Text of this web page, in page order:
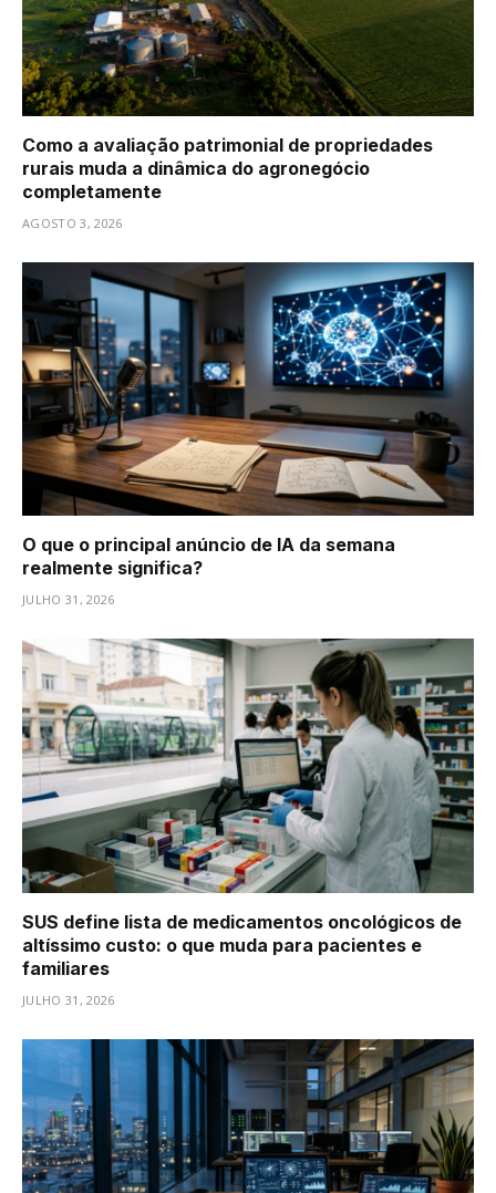
Como a avaliação patrimonial de propriedades
rurais muda a dinâmica do agronegócio
completamente
AGOSTO 3, 2026
O que o principal anúncio de IA da semana
realmente significa?
JULHO 31, 2026
SUS define lista de medicamentos oncológicos de
altíssimo custo: o que muda para pacientes e
familiares
JULHO 31, 2026